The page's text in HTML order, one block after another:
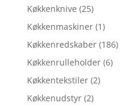
Køkkenknive (25)
Køkkenmaskiner (1)
Køkkenredskaber (186)
Køkkenrulleholder (6)
Køkkentekstiler (2)
Køkkenudstyr (2)